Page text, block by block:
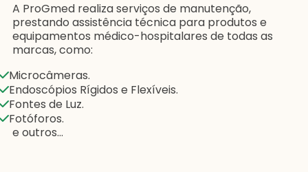
A ProGmed realiza serviços de manutenção,
prestando assistência técnica para produtos e
equipamentos médico-hospitalares de todas as
marcas, como:
Microcâmeras.
Endoscópios Rígidos e Flexíveis.
Fontes de Luz.
Fotóforos.
e outros…